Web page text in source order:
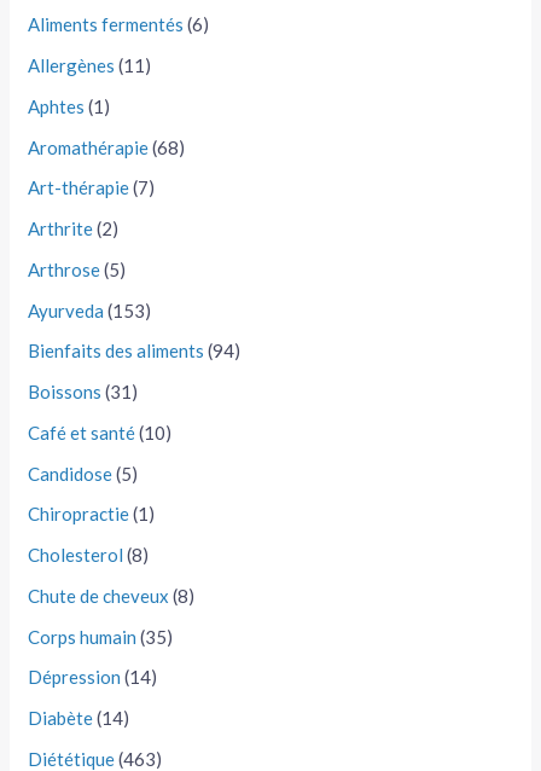
Aliments fermentés (6)
Allergènes (11)
Aphtes (1)
Aromathérapie(68)
Art-thérapie(7)
Arthrite(2)
Arthrose(5)
Ayurveda (153)
Bienfaits des aliments (94)
Boissons (31)
Café et santé(10)
Candidose(5)
Chiropractie(1)
Cholesterol (8)
Chute de cheveux (8)
Corps humain (35)
Dépression (14)
Diabète(14)
Diététique(463)